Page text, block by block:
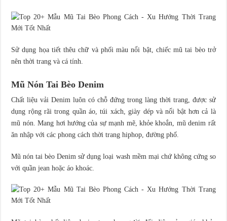
Sử dụng họa tiết thêu chữ và phối màu nổi bật, chiếc mũ tai bèo trở
nên thời trang và cá tính.
Mũ Nón Tai Bèo Denim
Chất liệu vải Denim luôn có chỗ đứng trong làng thời trang, được sử
dụng rộng rãi trong quần áo, túi xách, giày dép và nổi bật hơn cả là
mũ nón. Mang hơi hướng của sự mạnh mẽ, khỏe khoắn, mũ denim rất
ăn nhập với các phong cách thời trang hiphop, đường phố.
Mũ nón tai bèo Denim sử dụng loại wash mềm mại chứ không cứng so
với quần jean hoặc áo khoác.